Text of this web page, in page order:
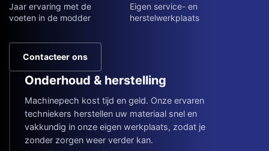
Jaar ervaring met de
voeten in de modder
Eigen service- en
herstelwerkplaats
Contacteer ons
Onderhoud & herstelling
Machinepech kost tijd en geld. Onze ervaren
techniekers herstellen uw materiaal snel en
vakkundig in onze eigen werkplaats, zodat je
zonder zorgen weer verder kan.